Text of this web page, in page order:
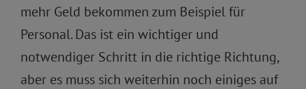
mehr Geld bekommen zum Beispiel für
Personal. Das ist ein wichtiger und
notwendiger Schritt in die richtige Richtung,
aber es muss sich weiterhin noch einiges auf